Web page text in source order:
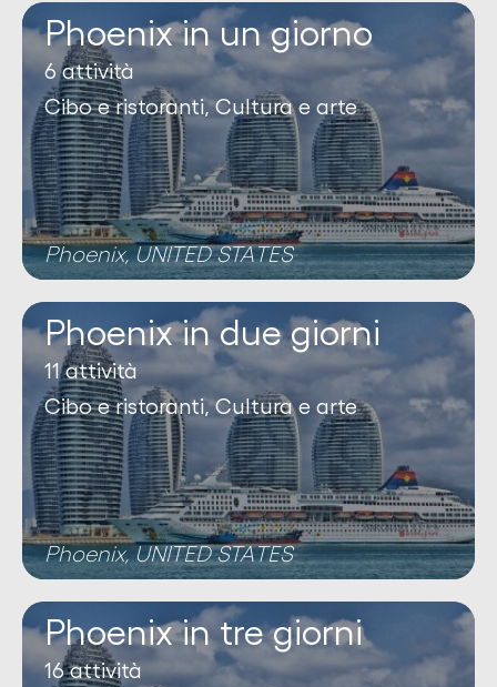
Phoenix in un giorno
6 attività
Cibo e ristoranti, Cultura e arte
Phoenix, UNITED STATES
Phoenix in due giorni
11 attività
Cibo e ristoranti, Cultura e arte
Phoenix, UNITED STATES
Phoenix in tre giorni
16 attività